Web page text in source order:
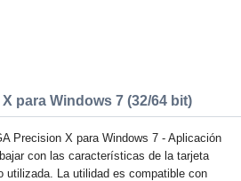
para Windows 7 (32/64 bit)
Precision X para Windows 7 - Aplicación
con las características de la tarjeta
utilizada. La utilidad es compatible con